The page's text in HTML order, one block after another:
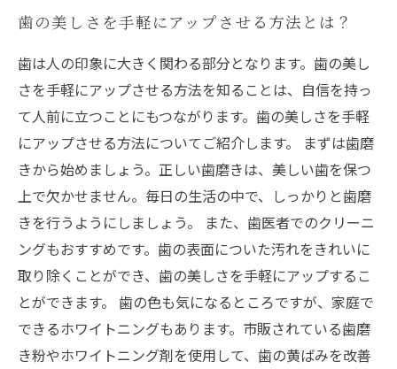
歯の美しさを手軽にアップさせる方法とは？
歯は人の印象に大きく関わる部分となります。歯の美し
さを手軽にアップさせる方法を知ることは、自信を持っ
て人前に立つことにもつながります。歯の美しさを手軽
にアップさせる方法についてご紹介します。 まずは歯磨
きから始めましょう。正しい歯磨きは、美しい歯を保つ
上で欠かせません。毎日の生活の中で、しっかりと歯磨
きを行うようにしましょう。 また、歯医者でのクリーニ
ングもおすすめです。歯の表面についた汚れをきれいに
取り除くことができ、歯の美しさを手軽にアップするこ
とができます。 歯の色も気になるところですが、家庭で
できるホワイトニングもあります。市販されている歯磨
き粉やホワイトニング剤を使用して、歯の黄ばみを改善